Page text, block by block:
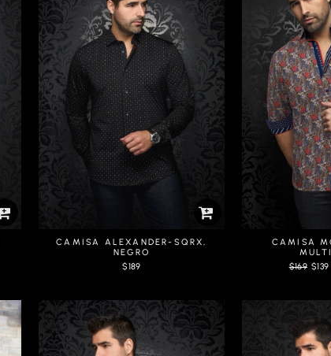
CAMISA ALEXANDER-SQRX,
NEGRO
$189
CAMISA
Prix
$169 Prix
$139